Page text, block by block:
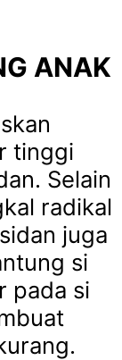
ANAK
tinggi
Selain
radikal
juga
si
pada si